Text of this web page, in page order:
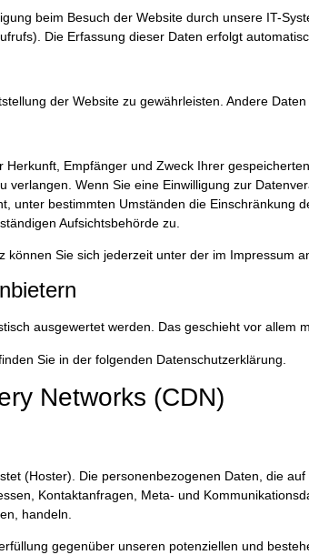
beim Besuch der Website durch unsere IT-
Die Erfassung dieser Daten erfolgt
der Website zu gewährleisten. Andere
Empfänger und Zweck Ihrer
Wenn Sie eine Einwilligung zur
unter bestimmten Umständen die Einschränkung
Aufsichtsbehörde zu.
Sie sich jederzeit unter der im Impressum
ausgewertet werden. Das geschieht vor allem
Sie in der folgenden Datenschutzerklärung.
Networks (CDN)
(Hoster). Die personenbezogenen Daten, die
Kontaktanfragen, Meta- und
handeln.
gegenüber unseren potenziellen und